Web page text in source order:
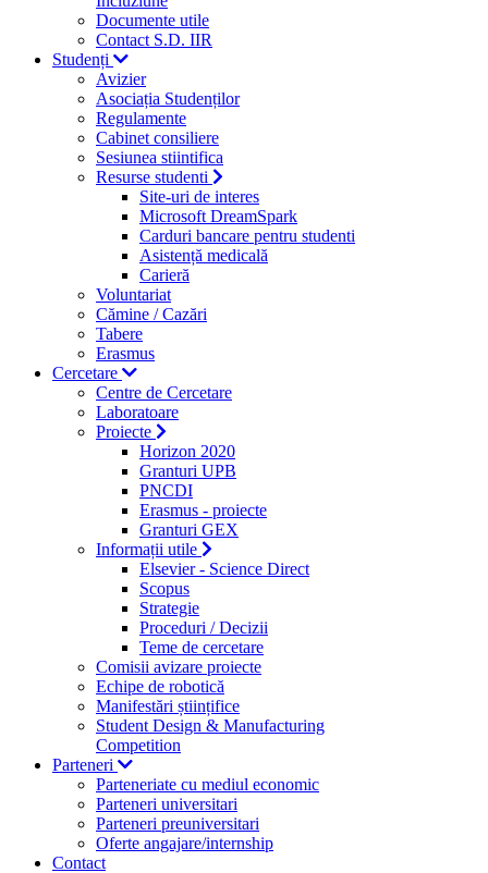
Documente utile
Contact S.D. IIR
Studenți
Avizier
Asociația Studenților
Regulamente
Cabinet consiliere
Sesiunea stiintifica
Resurse studenti
Site-uri de interes
Microsoft DreamSpark
Carduri bancare pentru studenti
Asistență medicală
Carieră
Voluntariat
Cămine / Cazări
Tabere
Erasmus
Cercetare
Centre de Cercetare
Laboratoare
Proiecte
Horizon 2020
Granturi UPB
PNCDI
Erasmus - proiecte
Granturi GEX
Informații utile
Elsevier - Science Direct
Scopus
Strategie
Proceduri / Decizii
Teme de cercetare
Comisii avizare proiecte
Echipe de robotică
Manifestări științifice
Student Design & Manufacturing
Competition
Parteneri
Parteneriate cu mediul economic
Parteneri universitari
Parteneri preuniversitari
Oferte angajare/internship
Contact